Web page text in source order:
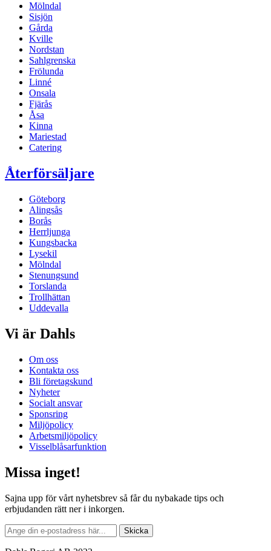
Mölndal
Sisjön
Gårda
Kville
Nordstan
Sahlgrenska
Frölunda
Linné
Onsala
Fjärås
Åsa
Kinna
Mariestad
Catering
Återförsäljare
Göteborg
Alingsås
Borås
Herrljunga
Kungsbacka
Lysekil
Mölndal
Stenungsund
Torslanda
Trollhättan
Uddevalla
Vi är Dahls
Om oss
Kontakta oss
Bli företagskund
Nyheter
Socialt ansvar
Sponsring
Miljöpolicy
Arbetsmiljöpolicy
Visselblåsarfunktion
Missa inget!
Sajna upp för vårt nyhetsbrev så får du nybakade tips och
erbjudanden rätt ner i inkorgen.